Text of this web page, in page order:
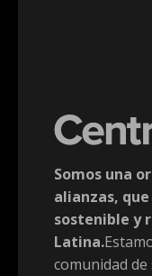
Somos una
alianzas,
sostenible y
Latina.
comunidad